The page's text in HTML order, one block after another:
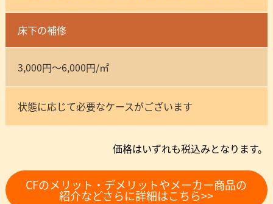
床下の補修
3,000円～6,000円/㎡
状態に応じて必要なケースがございます
価格はいずれも税込みとなります。
CFのメリット・デメリットやメーカー商品の
紹介などさらに詳細はこちら>>